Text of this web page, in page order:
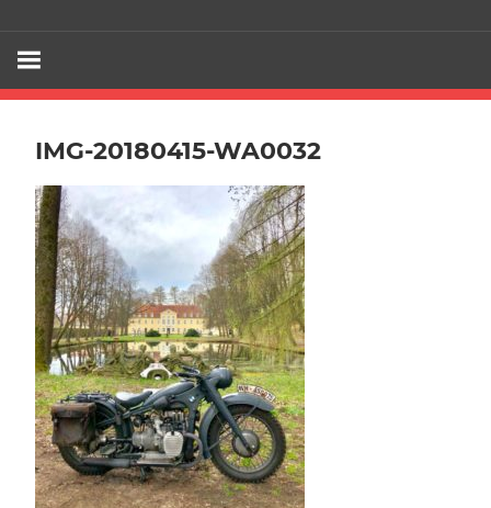
IMG-20180415-WA0032